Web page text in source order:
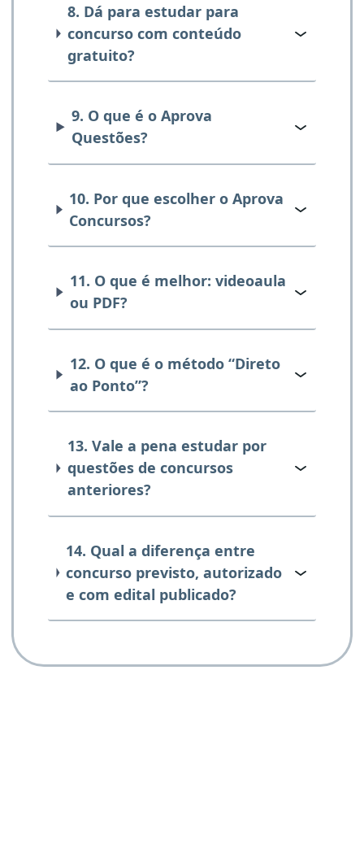
8. Dá para estudar para
concurso com conteúdo
gratuito?
9. O que é o Aprova
Questões?
10. Por que escolher o Aprova
Concursos?
11. O que é melhor: videoaula
ou PDF?
12. O que é o método “Direto
ao Ponto”?
13. Vale a pena estudar por
questões de concursos
anteriores?
14. Qual a diferença entre
concurso previsto, autorizado
e com edital publicado?